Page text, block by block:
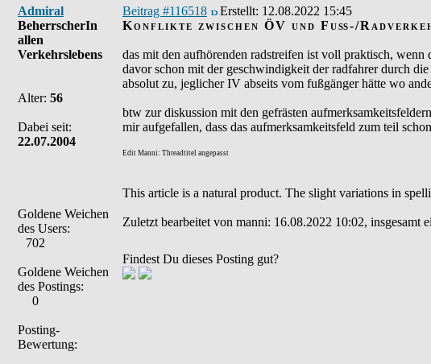
Admiral
BeherrscherIn
allen
Verkehrslebens
Alter: 56
Dabei seit:
22.07.2004
Goldene Weichen
des Users:
702
Goldene Weichen
des Postings:
0
Posting-
Bewertung:
Beitrag #116518 Erstellt: 12.08.2022 15:45
Konflikte zwischen ÖV und Fuß-/
das mit den aufhörenden radstreifen ist voll praktisch,
davor schon mit der geschwindigkeit der radfahrer durch
absolut zu, jeglicher IV abseits vom fußgänger hätte wo
btw zur diskussion mit den gefrästen
mir aufgefallen, dass das aufmerksamkeitsfeld zum teil
Edit Manni: Threadtitel angepasst
This article is a natural product. The slight variations in
Zuletzt bearbeitet von manni: 16.08.2022 10:02, insgesamt
Findest Du dieses Posting gut?